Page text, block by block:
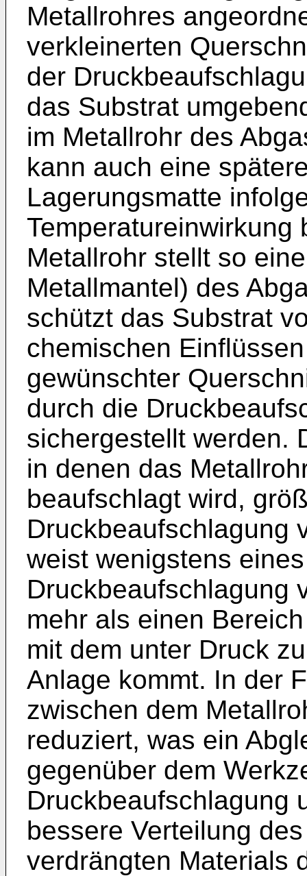
Metallrohres
verkleinerten
der
das Substrat
im Metallrohr des
kann auch eine
Lagerungsmatte
Temperatureinwirkung
Metallrohr stellt so
Metallmantel) des
schützt das Substrat
chemischen
gewünschter
durch die
sichergestellt werden.
in denen das
beaufschlagt wird,
Druckbeaufschlagung
weist wenigstens
Druckbeaufschlagung
mehr als einen
mit dem unter Druck
Anlage kommt. In der
zwischen dem
reduziert, was ein
gegenüber dem
Druckbeaufschlagung
bessere Verteilung
verdrängten Materials